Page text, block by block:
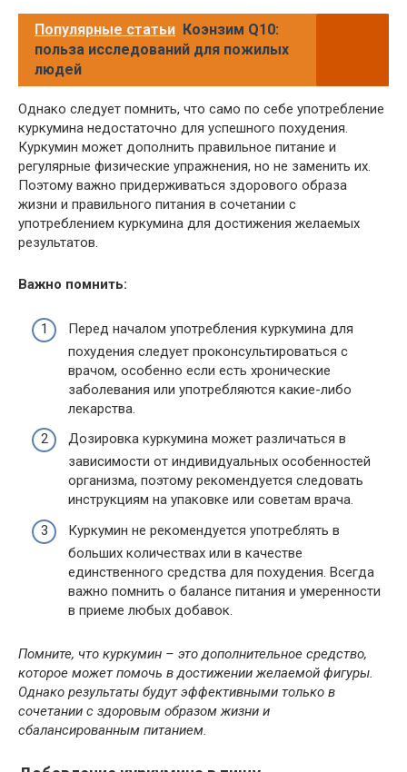
Популярные статьи Коэнзим Q10:
польза исследований для пожилых
людей
Однако следует помнить, что само по себе употребление
куркумина недостаточно для успешного похудения.
Куркумин может дополнить правильное питание и
регулярные физические упражнения, но не заменить их.
Поэтому важно придерживаться здорового образа
жизни и правильного питания в сочетании с
употреблением куркумина для достижения желаемых
результатов.
Важно помнить:
Перед началом употребления куркумина для
похудения следует проконсультироваться с
врачом, особенно если есть хронические
заболевания или употребляются какие-либо
лекарства.
Дозировка куркумина может различаться в
зависимости от индивидуальных особенностей
организма, поэтому рекомендуется следовать
инструкциям на упаковке или советам врача.
Куркумин не рекомендуется употреблять в
больших количествах или в качестве
единственного средства для похудения. Всегда
важно помнить о балансе питания и умеренности
в приеме любых добавок.
Помните, что куркумин – это дополнительное средство,
которое может помочь в достижении желаемой фигуры.
Однако результаты будут эффективными только в
сочетании с здоровым образом жизни и
сбалансированным питанием.